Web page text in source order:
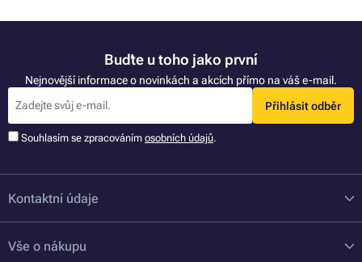
Buďte u toho jako první
Nejnovější informace o novinkách a akcích přímo na váš e-mail.
Přihlásit odběr
Souhlasím se zpracováním osobních údajů.
Kontaktní údaje
Vše o nákupu